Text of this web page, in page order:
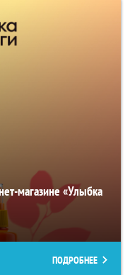
магазине «Улыбка
ПОДРОБНЕЕ